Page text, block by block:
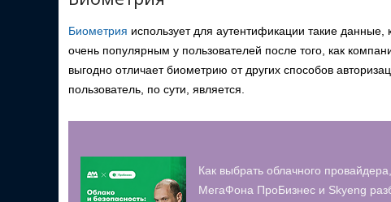
Биометрия использует для аутентификации такие
очень популярным у пользователей после того, как
выгодно отличает биометрию от других способов
пользователь, по сути, является.
Как выбрать облачного
МегаФона ПроБизнес и Skyeng